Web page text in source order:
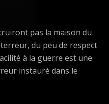
pas la maison du
du peu de respect
à la guerre est une
instauré dans le